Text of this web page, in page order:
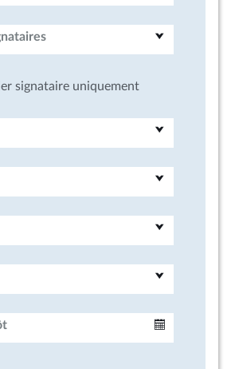
signataire uniquement